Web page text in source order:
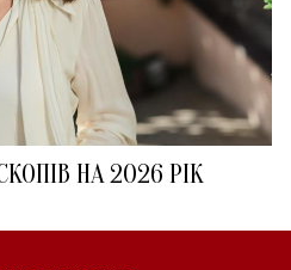
НА 2026 РІК